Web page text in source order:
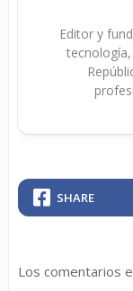
Editor y
SHARE
Los comentarios